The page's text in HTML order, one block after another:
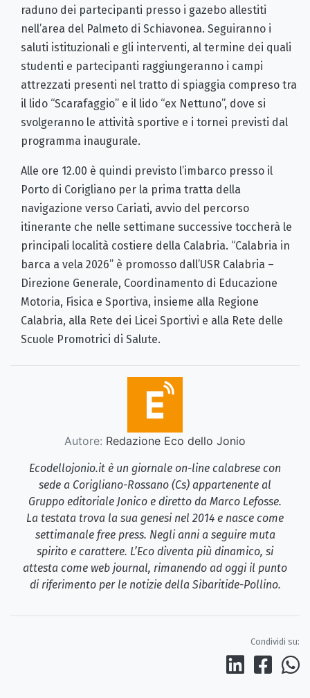
raduno dei partecipanti presso i gazebo allestiti
nell’area del Palmeto di Schiavonea. Seguiranno i
saluti istituzionali e gli interventi, al termine dei quali
studenti e partecipanti raggiungeranno i campi
attrezzati presenti nel tratto di spiaggia compreso tra
il lido “Scarafaggio” e il lido “ex Nettuno”, dove si
svolgeranno le attività sportive e i tornei previsti dal
programma inaugurale.
Alle ore 12.00 è quindi previsto l’imbarco presso il
Porto di Corigliano per la prima tratta della
navigazione verso Cariati, avvio del percorso
itinerante che nelle settimane successive toccherà le
principali località costiere della Calabria. “Calabria in
barca a vela 2026” è promosso dall’USR Calabria –
Direzione Generale, Coordinamento di Educazione
Motoria, Fisica e Sportiva, insieme alla Regione
Calabria, alla Rete dei Licei Sportivi e alla Rete delle
Scuole Promotrici di Salute.
Autore: Redazione Eco dello Jonio
Ecodellojonio.it è un giornale on-line calabrese con
sede a Corigliano-Rossano (Cs) appartenente al
Gruppo editoriale Jonico e diretto da Marco Lefosse.
La testata trova la sua genesi nel 2014 e nasce come
settimanale free press. Negli anni a seguire muta
spirito e carattere. L’Eco diventa più dinamico, si
attesta come web journal, rimanendo ad oggi il punto
di riferimento per le notizie della Sibaritide-Pollino.
Condividi su: